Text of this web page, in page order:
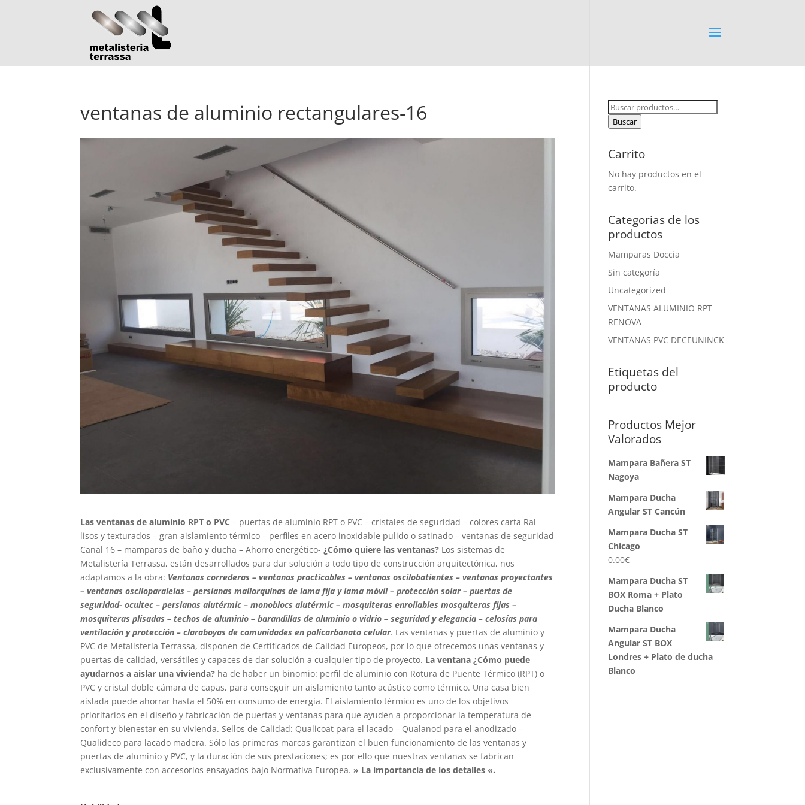
ventanas de aluminio rectangulares-16
Las ventanas de aluminio RPT o PVC – puertas de aluminio RPT o PVC – cristales de seguridad – colores carta Ral
lisos y texturados – gran aislamiento térmico – perfiles en acero inoxidable pulido o satinado – ventanas de seguridad
Canal 16 – mamparas de baño y ducha – Ahorro energético- ¿Cómo quiere las ventanas? Los sistemas de
Metalistería Terrassa, están desarrollados para dar solución a todo tipo de construcción arquitectónica, nos
adaptamos a la obra: Ventanas correderas – ventanas practicables – ventanas oscilobatientes – ventanas proyectantes
– ventanas osciloparalelas – persianas mallorquinas de lama fija y lama móvil – protección solar – puertas de
seguridad- ocultec – persianas alutérmic – monoblocs alutérmic – mosquiteras enrollables mosquiteras fijas –
mosquiteras plisadas – techos de aluminio – barandillas de aluminio o vidrio – seguridad y elegancia – celosías para
ventilación y protección – claraboyas de comunidades en policarbonato celular. Las ventanas y puertas de aluminio y
PVC de Metalistería Terrassa, disponen de Certificados de Calidad Europeos, por lo que ofrecemos unas ventanas y
puertas de calidad, versátiles y capaces de dar solución a cualquier tipo de proyecto. La ventana ¿Cómo puede
ayudarnos a aislar una vivienda? ha de haber un binomio: perfil de aluminio con Rotura de Puente Térmico (RPT) o
PVC y cristal doble cámara de capas, para conseguir un aislamiento tanto acústico como térmico. Una casa bien
aislada puede ahorrar hasta el 50% en consumo de energía. El aislamiento térmico es uno de los objetivos
prioritarios en el diseño y fabricación de puertas y ventanas para que ayuden a proporcionar la temperatura de
confort y bienestar en su vivienda. Sellos de Calidad: Qualicoat para el lacado – Qualanod para el anodizado –
Qualideco para lacado madera. Sólo las primeras marcas garantizan el buen funcionamiento de las ventanas y
puertas de aluminio y PVC, y la duración de sus prestaciones; es por ello que nuestras ventanas se fabrican
exclusivamente con accesorios ensayados bajo Normativa Europea. » La importancia de los detalles «.
Buscar
por:
Buscar
Carrito
No hay productos en el
carrito.
Categorias de los
productos
Mamparas Doccia
Sin categoría
Uncategorized
VENTANAS ALUMINIO RPT
RENOVA
VENTANAS PVC DECEUNINCK
Etiquetas del
producto
Productos Mejor
Valorados
Mampara Bañera ST
Nagoya
Mampara Ducha
Angular ST Cancún
Mampara Ducha ST
Chicago
0.00€
Mampara Ducha ST
BOX Roma + Plato
Ducha Blanco
Mampara Ducha
Angular ST BOX
Londres + Plato de ducha
Blanco